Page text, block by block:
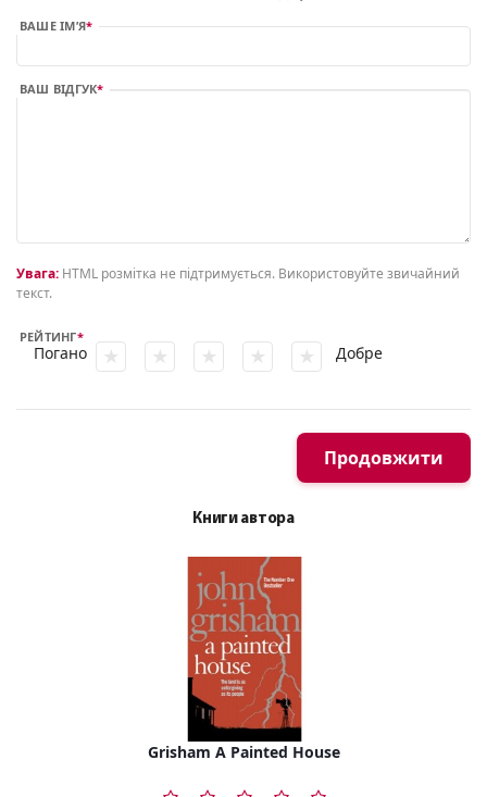
ВАШЕ ІМ’Я
ВАШ ВІДГУК
Увага: HTML розмітка не підтримується. Використовуйте звичайний
текст.
РЕЙТИНГ
Погано Добре
Продовжити
Книги автора
Grisham A Painted House